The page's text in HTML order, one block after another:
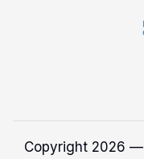
Copyright 2026 —